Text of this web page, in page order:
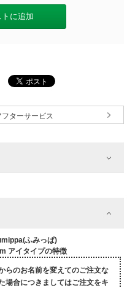
に追加
ターサービス
ふみっぱ)
アイタイプの特徴
らのお名前を変えてのご注文な
場合につきましてはご注文をキ